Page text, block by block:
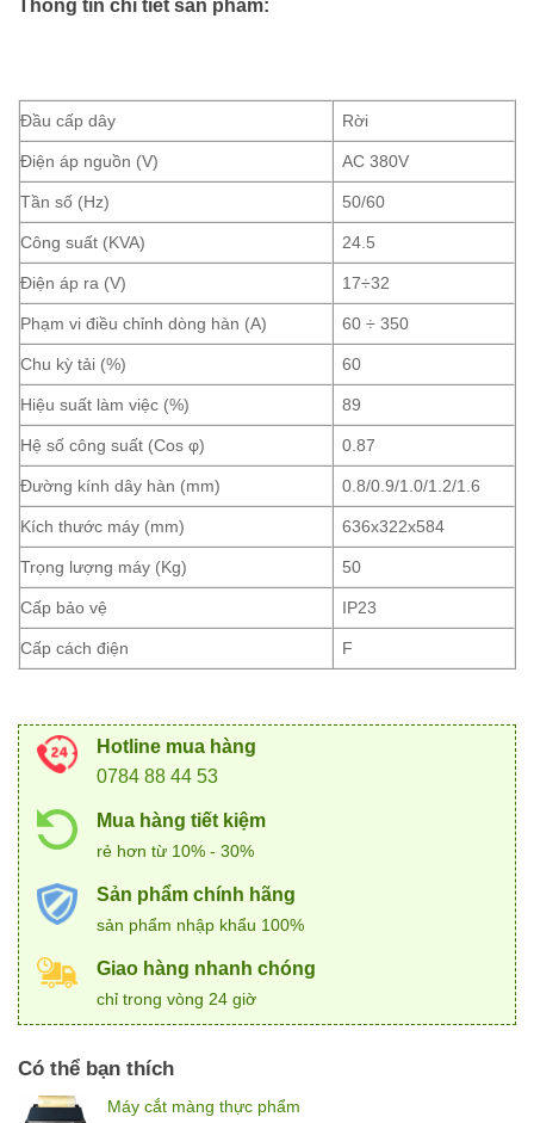
Thông tin chi tiết sản phẩm:
Đầu cấp dây Rời
Điện áp nguồn (V) AC 380V
Tần số (Hz) 50/60
Công suất (KVA) 24.5
Điện áp ra (V) 17÷32
Phạm vi điều chỉnh dòng hàn (A) 60 ÷ 350
Chu kỳ tải (%) 60
Hiệu suất làm việc (%) 89
Hệ số công suất (Cos φ) 0.87
Đường kính dây hàn (mm) 0.8/0.9/1.0/1.2/1.6
Kích thước máy (mm) 636x322x584
Trọng lượng máy (Kg) 50
Cấp bảo vệ IP23
Cấp cách điện F
Hotline mua hàng
0784 88 44 53
Mua hàng tiết kiệm
rẻ hơn từ 10% - 30%
Sản phẩm chính hãng
sản phẩm nhập khẩu 100%
Giao hàng nhanh chóng
chỉ trong vòng 24 giờ
Có thể bạn thích
Máy cắt màng thực phẩm